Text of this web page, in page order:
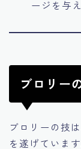
ージを与
ブロリー
ブロリーの技
を遂げていま